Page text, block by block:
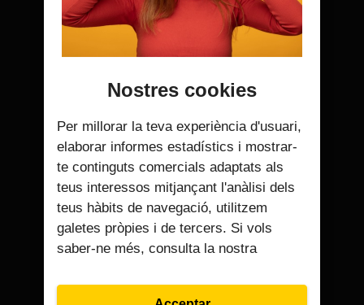
Cobertura mòbil 5G
incorporem la tecnologia 5G perquè puguis
gaudir de la màxima velocitat.
Estalvia cada mes
Nostres cookies
Per millorar la teva experiència d'usuari,
elaborar informes estadístics i mostrar-
te continguts comercials adaptats als
teus interessos mitjançant l'anàlisi dels
teus hàbits de navegació, utilitzem
galetes pròpies i de tercers. Si vols
saber-ne més, consulta la nostra